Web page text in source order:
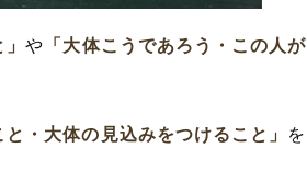
」や 「大体こうであろう・この人が
・大体の見込みをつけること」
を